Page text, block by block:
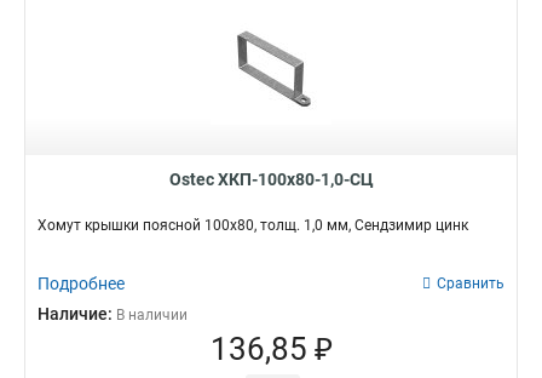
Ostec ХКП-100х80-1,0-СЦ
Хомут крышки поясной 100х80, толщ. 1,0 мм, Сендзимир цинк
Подробнее Сравнить
Наличие: В наличии
136,85 ₽